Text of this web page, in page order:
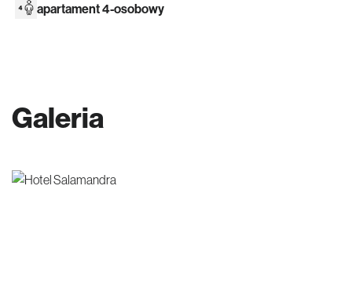
apartament 4-osobowy
Galeria